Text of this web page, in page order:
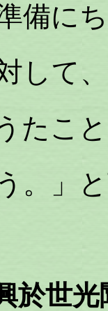
備に
して
たこ
。」
於世